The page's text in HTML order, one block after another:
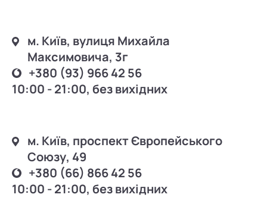
м. Київ, вулиця Михайла
Максимовича, 3г
+380 (93) 966 42 56
10:00 - 21:00, без вихідних
м. Київ, проспект Європейського
Союзу, 49
+380 (66) 866 42 56
10:00 - 21:00, без вихідних